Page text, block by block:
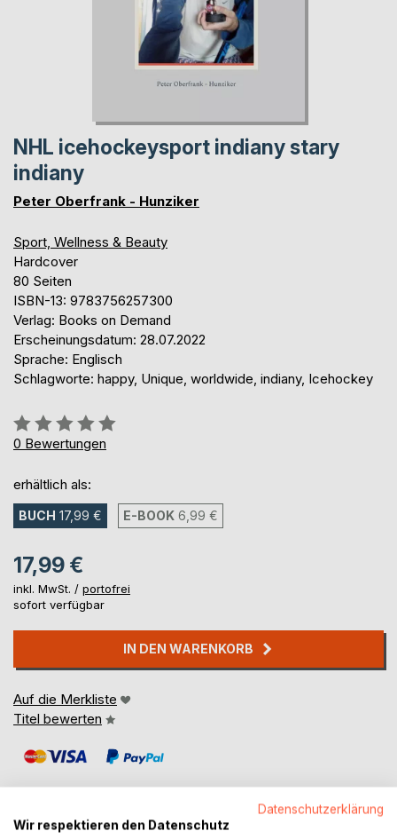
NHL icehockeysport indiany stary
indiany
Peter Oberfrank - Hunziker
Sport, Wellness & Beauty
Hardcover
80 Seiten
ISBN-13: 9783756257300
Verlag: Books on Demand
Erscheinungsdatum: 28.07.2022
Sprache: Englisch
Schlagworte: happy, Unique, worldwide, indiany, Icehockey
Bewertung::
0%
0 Bewertungen
erhältlich als:
BUCH 17,99 € E-BOOK 6,99 €
17,99 €
inkl. MwSt. / portofrei
sofort verfügbar
IN DEN WARENKORB
Auf die Merkliste
Titel bewerten
Datenschutzerklärung
Wir respektieren den Datenschutz